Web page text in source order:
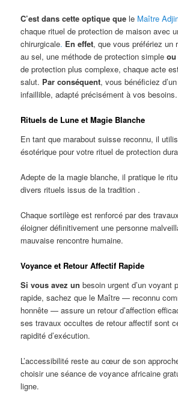
C’est dans cette optique que le Maître
chaque rituel de protection de maison avec
chirurgicale. En effet, que vous préfériez un
au sel, une méthode de protection simpleou
de protection plus complexe, chaque acte
salut. Par conséquent, vous bénéficiez
infaillible, adapté précisément à vos besoins.
Rituels de Lune et Magie Blanche
En tant que marabout suisse reconnu, il
ésotérique pour votre rituel de protection
Adepte de la magie blanche, il pratique le
divers rituels issus de la tradition .
Chaque sortilège est renforcé par des
éloigner définitivement une personne
mauvaise rencontre humaine.
Voyance et Retour Affectif Rapide
Si vous avez un besoin urgent d’un voyant
rapide, sachez que le Maître — reconnu
honnête — assure un retour d’affection
ses travaux occultes de retour affectif sont
rapidité d’exécution.
L’accessibilité reste au cœur de son
choisir une séance de voyance africaine
ligne.